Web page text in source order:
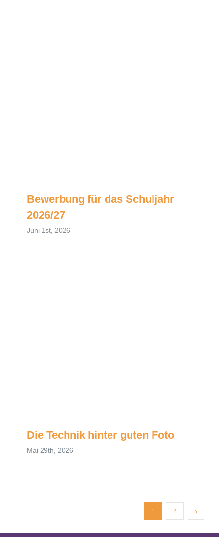
Bewerbung für das Schuljahr
2026/27
Juni 1st, 2026
Die Technik hinter guten Foto
Mai 29th, 2026
1 2